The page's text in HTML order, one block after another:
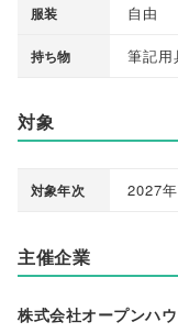
服装 自由
持ち物 筆記用
対象
対象年次 2027
主催企業
株式会社オープンハ